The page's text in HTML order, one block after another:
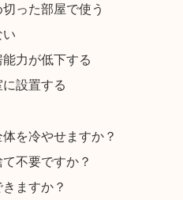
った部屋で使う
い
力が低下する
設置する
を冷やせますか？
不要ですか？
ますか？